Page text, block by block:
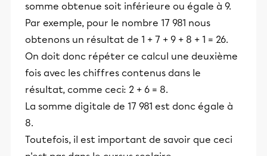
somme obtenue soit inférieure ou égale à 9.
Par exemple, pour le nombre 17 981 nous
obtenons un résultat de 1 + 7 + 9 + 8 + 1 = 26.
On doit donc répéter ce calcul une deuxième
fois avec les chiffres contenus dans le
résultat, comme ceci: 2 + 6 = 8.
La somme digitale de 17 981 est donc égale à
8.
Toutefois, il est important de savoir que ceci